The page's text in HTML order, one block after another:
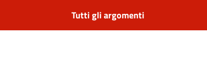
Tutti gli argomenti